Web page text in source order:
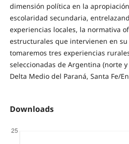
dimensión política en la
escolaridad secundaria,
experiencias locales, la normativa
estructurales que intervienen en
tomaremos tres experiencias
seleccionadas de Argentina (norte
Delta Medio del Paraná, Santa Fe/
Downloads